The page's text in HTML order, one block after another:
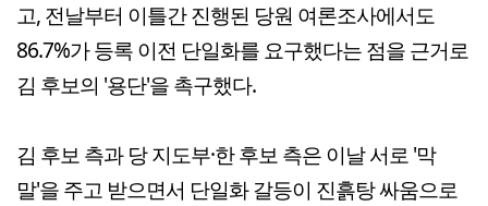
고, 전날부터 이틀간 진행된 당원 여론조사에서도
86.7%가 등록 이전 단일화를 요구했다는 점을 근거로
김 후보의 '용단'을 촉구했다.
김 후보 측과 당 지도부·한 후보 측은 이날 서로 '막
말'을 주고 받으면서 단일화 갈등이 진흙탕 싸움으로